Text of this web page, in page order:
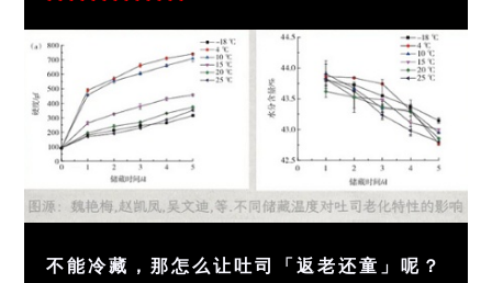
不能冷藏，那怎么让吐司「返老还童」呢？